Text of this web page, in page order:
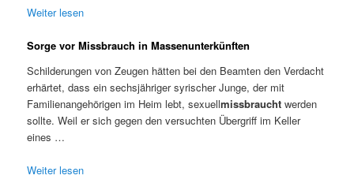
Weiter lesen
Sorge vor Missbrauch in Massenunterkünften
Schilderungen von Zeugen hätten bei den Beamten den Verdacht
erhärtet, dass ein sechsjähriger syrischer Junge, der mit
Familienangehörigen im Heim lebt, sexuellmissbraucht werden
sollte. Weil er sich gegen den versuchten Übergriff im Keller
eines …
Weiter lesen